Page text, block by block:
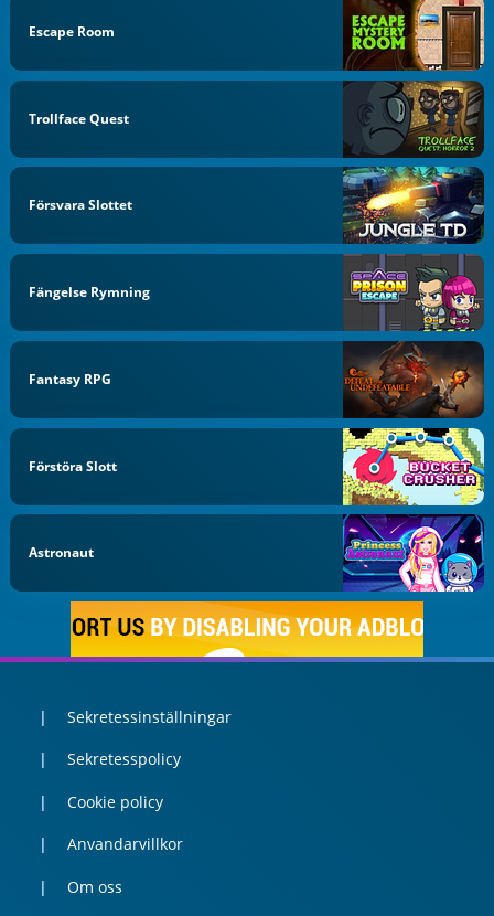
Escape Room
Trollface Quest
Försvara Slottet
Fängelse Rymning
Fantasy RPG
Förstöra Slott
Astronaut
Sekretessinställningar
Sekretesspolicy
Cookie policy
Anvandarvillkor
Om oss